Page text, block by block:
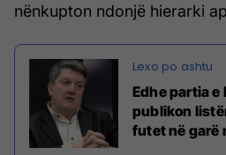
nënkupton ndonjë hierarki
Edhe partia e
publikon
futet në garë